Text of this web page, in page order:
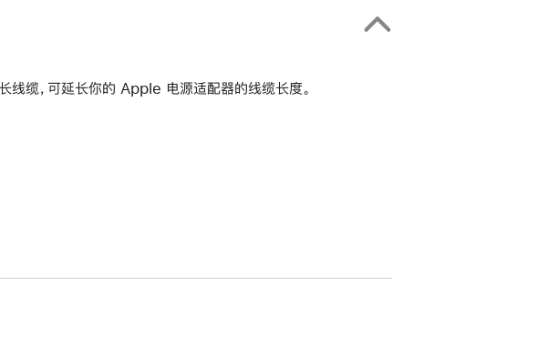
缆，可延长你的 Apple 电源适配器的线缆长度。